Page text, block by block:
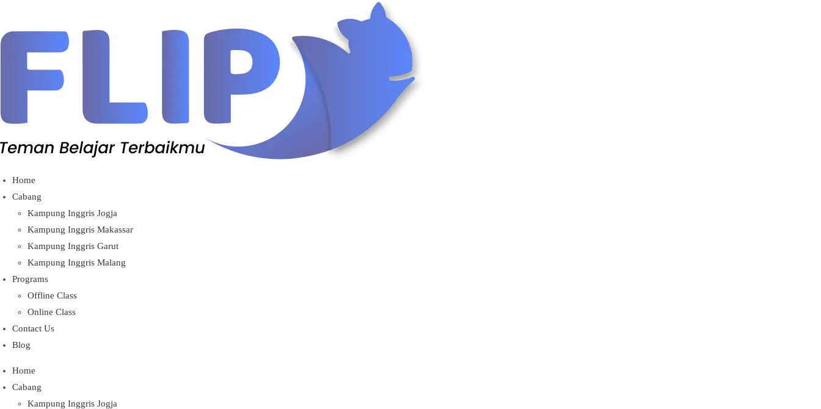
Home
Cabang
Kampung Inggris Jogja
Kampung Inggris Makassar
Kampung Inggris Garut
Kampung Inggris Malang
Programs
Offline Class
Online Class
Contact Us
Blog
Home
Cabang
Kampung Inggris Jogja